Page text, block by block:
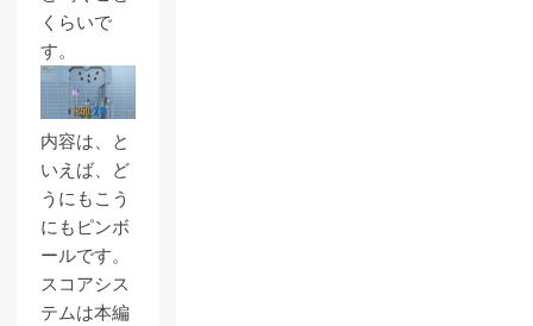
くらいで
す。
内容は、と
いえば、ど
うにもこう
にもピンボ
ールです。
スコアシス
テムは本編